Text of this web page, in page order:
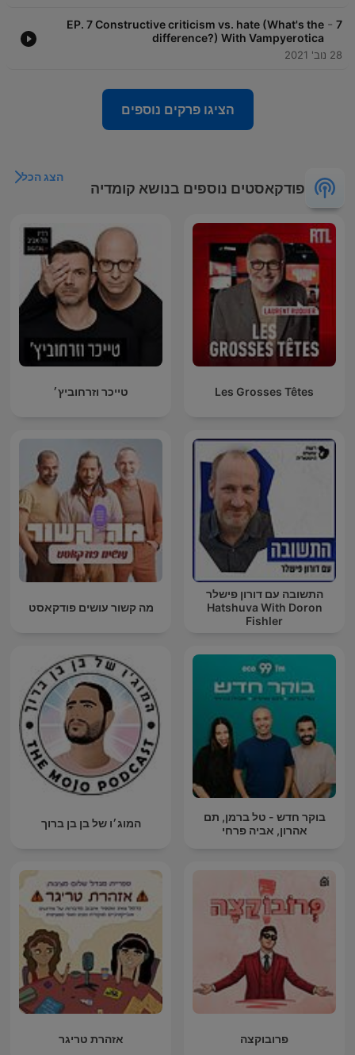
7
-
EP. 7 Constructive criticism vs. hate (What's the
difference?) With Vampyerotica
28 נוב' 2021
הציגו פרקים נוספים
פודקאסטים נוספים בנושא קומדיה
הצג הכל
Les Grosses Têtes טייכר וזרחוביץ׳
התשובה עם דורון פישלר
Hatshuva With Doron
Fishler
מה קשור עושים פודקאסט
בוקר חדש - טל ברמן, תם
אהרון, אביה פרחי
המוג׳ו של בן בן ברוך
פרובוקצה אזהרת טריגר